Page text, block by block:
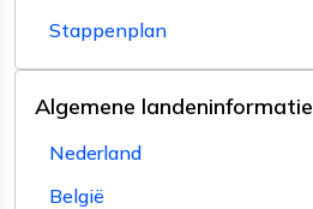
Stappenplan
Algemene landeninformatie
Nederland
België